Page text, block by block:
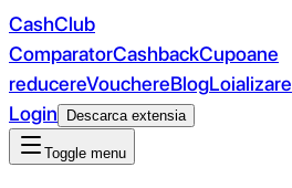
CashClub
ComparatorCashbackCupoane
reducereVouchereBlogLoializare
Login
Descarca extensia
Toggle menu